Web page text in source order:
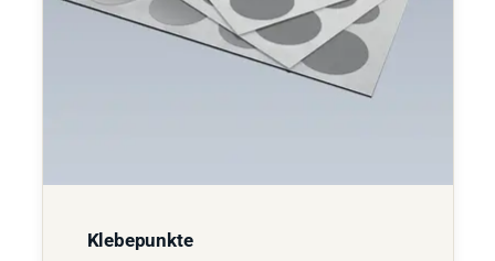
Klebepunkte